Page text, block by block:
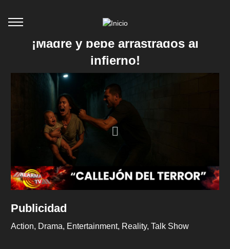
¡Madre y bebé arrastrados al
infierno!
Publicidad
Action Drama Entertainment Reality Talk Show